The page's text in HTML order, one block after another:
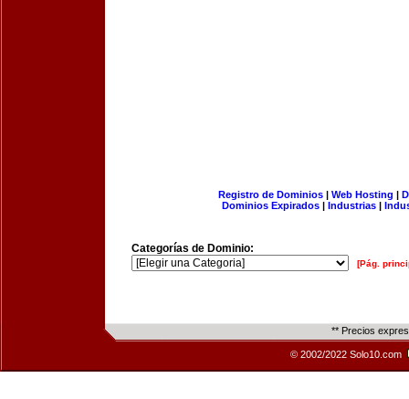
Registro de Dominios| Web Hosting |
Dominios Expirados | Industrias |
Categorías de Dominio:
[Pág.
** Precios
© 2002/2022 Solo10.com